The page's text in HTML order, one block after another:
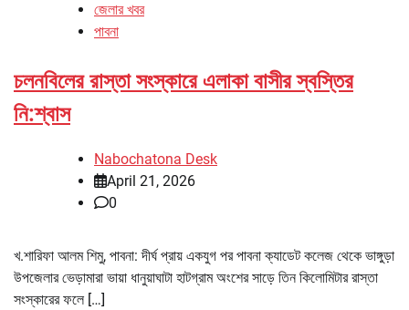
জেলার খবর
পাবনা
চলনবিলের রাস্তা সংস্কারে এলাকা বাসীর স্বস্তির
নি:শ্বাস
Nabochatona Desk
April 21, 2026
0
খ.শারিফা আলম শিমু, পাবনা: দীর্ঘ প্রায় একযুগ পর পাবনা ক্যাডেট কলেজ থেকে ভাঙ্গুড়া
উপজেলার ভেড়ামারা ভায়া ধানুয়াঘাটা হাটগ্রাম অংশের সাড়ে তিন কিলোমিটার রাস্তা
সংস্কারের ফলে […]